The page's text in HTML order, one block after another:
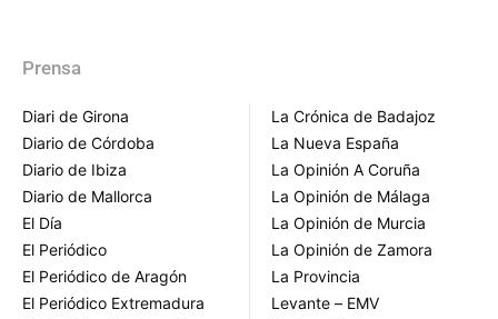
Prensa
Diari de Girona
Diario de Córdoba
Diario de Ibiza
Diario de Mallorca
El Día
El Periódico
El Periódico de Aragón
El Periódico Extremadura
La Crónica de Badajoz
La Nueva España
La Opinión A Coruña
La Opinión de Málaga
La Opinión de Murcia
La Opinión de Zamora
La Provincia
Levante – EMV